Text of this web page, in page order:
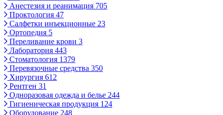
Анестезия и реанимация 705
Проктология 47
Салфетки инъекционные 23
Ортопедия 5
Переливание крови 3
Лаборатория 443
Стоматология 1379
Перевязочные средства 350
Хирургия 612
Рентген 31
Одноразовая одежда и белье 244
Гигиеническая продукция 124
Оборудование 248